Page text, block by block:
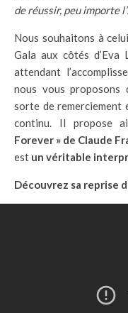
de réussir, peu importe
Nous souhaitons à
Gala aux côtés d’Eva
attendant
nous vous proposons
sorte de remerciement
continu. Il propose
Forever » de Claude
est un véritable
Découvrez sa reprise